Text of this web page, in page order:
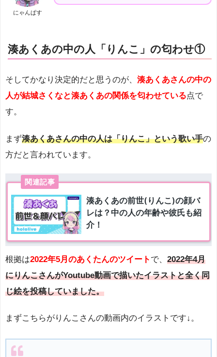
にゃんぱす
湊あくあの中の人「りんこ」の匂わせ①
そしてかなり決定的だと思うのが、 湊あくあさんの中の
人が結城さくなと湊あくあの関係を匂わせている点で
す。
まず湊あくあさんの中の人は「りんこ」という歌い手の
方だと言われています。
根拠は2022年5月のあくたんのツイート で、 2022年4月
にりんこさんがYoutube動画で描いたイラストと全く同
じ絵を投稿していました。
まずこちらがりんこさんの動画内のイラストです↓。